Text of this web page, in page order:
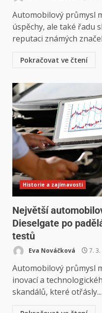
Automobilový průmysl
úspěchy, ale také řadu
reputaci známých
Pokračovat ve čtení
Historie a zajímavosti
Největší
Dieselgate po
testů
Eva Nováčková 7.
Automobilový průmysl
inovací a
skandálů, které otřásly...